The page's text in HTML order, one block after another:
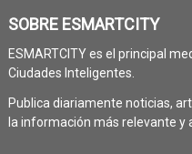
SOBRE ESMARTCITY
ESMARTCITY es el principal
Ciudades Inteligentes.
Publica diariamente noticias,
la información más relevante y